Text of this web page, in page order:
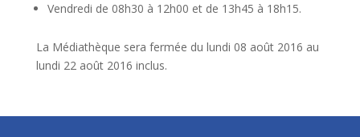
Vendredi de 08h30 à 12h00 et de 13h45 à 18h15.
La Médiathèque sera fermée du lundi 08 août 2016 au
lundi 22 août 2016 inclus.